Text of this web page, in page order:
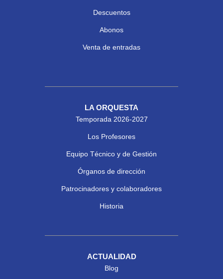
Descuentos
Abonos
Venta de entradas
LA ORQUESTA
Temporada 2026-2027
Los Profesores
Equipo Técnico y de Gestión
Órganos de dirección
Patrocinadores y colaboradores
Historia
ACTUALIDAD
Blog